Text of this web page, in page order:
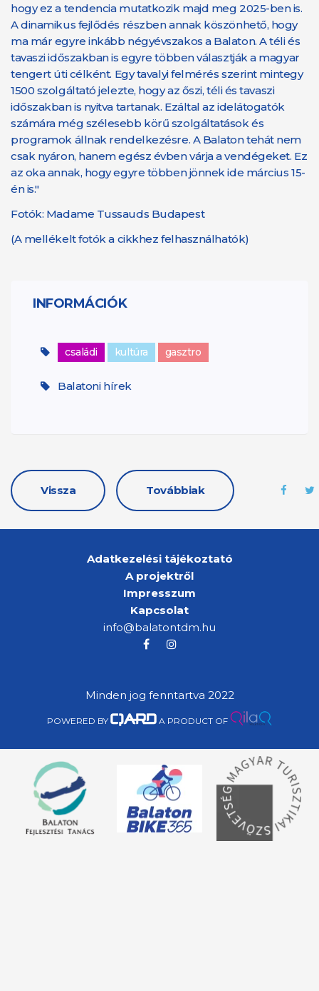
hogy ez a tendencia mutatkozik majd meg 2025-ben is.
A dinamikus fejlődés részben annak köszönhető, hogy
ma már egyre inkább négyévszakos a Balaton. A téli és
tavaszi időszakban is egyre többen választják a magyar
tengert úti célként. Egy tavalyi felmérés szerint mintegy
1500 szolgáltató jelezte, hogy az őszi, téli és tavaszi
időszakban is nyitva tartanak. Ezáltal az idelátogatók
számára még szélesebb körű szolgáltatások és
programok állnak rendelkezésre. A Balaton tehát nem
csak nyáron, hanem egész évben várja a vendégeket. Ez
az oka annak, hogy egyre többen jönnek ide március 15-
én is."
Fotók: Madame Tussauds Budapest
(A mellékelt fotók a cikkhez felhasználhatók)
INFORMÁCIÓK
családi kultúra gasztro
Balatoni hírek
Vissza Továbbiak
Adatkezelési tájékoztató
A projektről
Impresszum
Kapcsolat
info@balatontdm.hu
Minden jog fenntartva 2022
POWERED BY A PRODUCT OF